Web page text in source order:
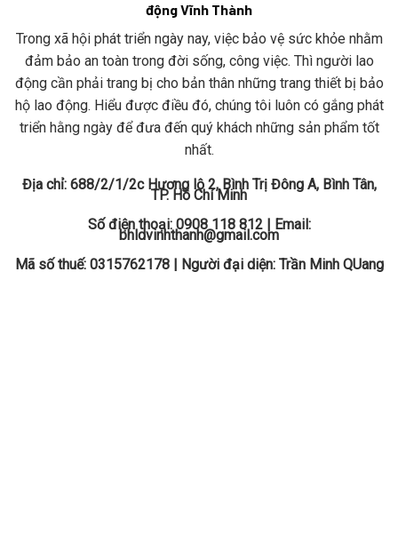
động Vĩnh Thành
Trong xã hội phát triển ngày nay, việc bảo vệ sức khỏe nhằm
đảm bảo an toàn trong đời sống, công việc. Thì người lao
động cần phải trang bị cho bản thân những trang thiết bị bảo
hộ lao động. Hiểu được điều đó, chúng tôi luôn có gắng phát
triển hằng ngày để đưa đến quý khách những sản phẩm tốt
nhất.
Địa chỉ: 688/2/1/2c Hương lộ 2, Bình Trị Đông A, Bình Tân,
TP. Hồ Chí Minh
Số điện thoại: 0908 118 812 | Email:
bhldvinhthanh@gmail.com
Mã số thuế: 0315762178 | Người đại diện: Trần Minh QUang